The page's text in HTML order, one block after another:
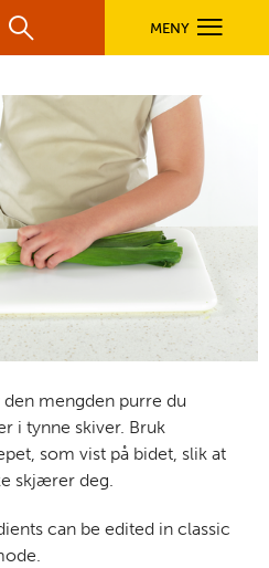
Søk MENY
mengden purre du
i tynne skiver. Bruk
som vist på bidet, slik at
skjærer deg.
can be edited in classic